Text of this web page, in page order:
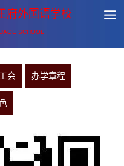
府外国语学校
SCHOOL
会 办学章程